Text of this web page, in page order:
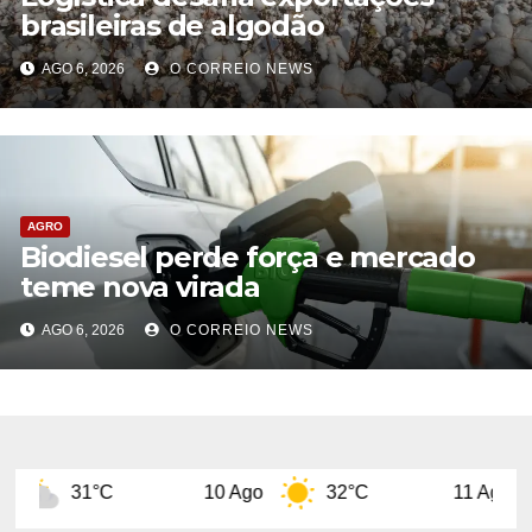
brasileiras de algodão
AGO 6, 2026 O CORREIO NEWS
AGRO
Biodiesel perde força e mercado
teme nova virada
AGO 6, 2026 O CORREIO NEWS
10 Ago 32°C 11 Ago 29°C